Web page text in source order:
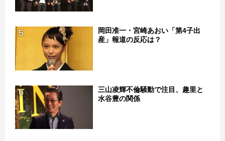
5
岡田准一・宮崎あおい「第4子出
産」報道の反応は？
6
三山凌輝不倫騒動で注目、趣里と
水谷豊の関係